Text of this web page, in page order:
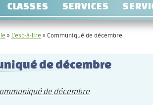
CLASSES SERVICES
» L'esc-à-lire » Communiqué de décembre
de décembre
de décembre